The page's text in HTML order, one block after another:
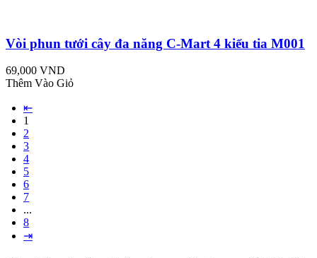
Vòi phun tưới cây đa năng C-Mart 4 kiểu tia M001
69,000 VND
Thêm Vào Giỏ
⇤
1
2
3
4
5
6
7
...
8
⇥